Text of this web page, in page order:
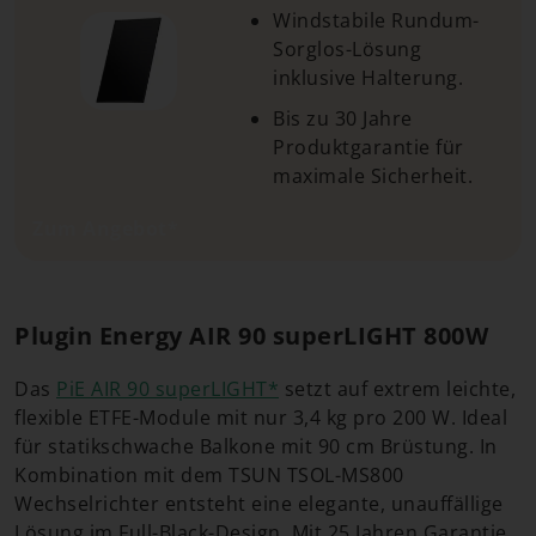
Windstabile Rundum-
Sorglos-Lösung
inklusive Halterung.
Bis zu 30 Jahre
Produktgarantie für
maximale Sicherheit.
Plugin Energy AIR 90 superLIGHT 800W
Das PiE AIR 90 superLIGHT* setzt auf extrem leichte,
flexible ETFE-Module mit nur 3,4 kg pro 200 W. Ideal
für statikschwache Balkone mit 90 cm Brüstung. In
Kombination mit dem TSUN TSOL-MS800
Wechselrichter entsteht eine elegante, unauffällige